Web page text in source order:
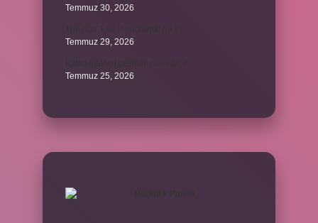
Temmuz 30, 2026
Temmuz 29, 2026
Temmuz 25, 2026